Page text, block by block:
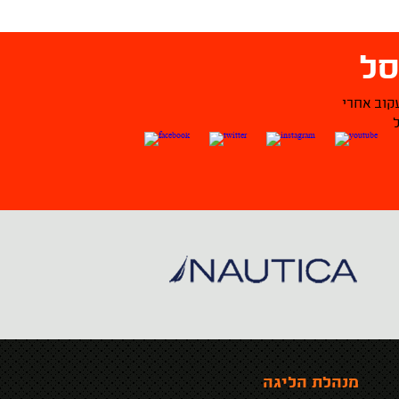
אחרי
מנהלת הליגה